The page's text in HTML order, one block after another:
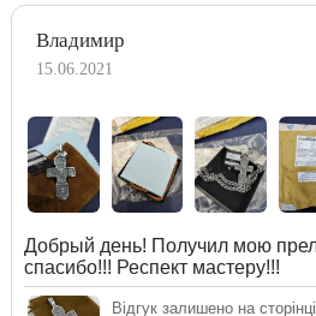
Владимир
15.06.2021
Добрый день! Получил мою
спасибо!!! Респект мастеру!!!
Відгук залишено на